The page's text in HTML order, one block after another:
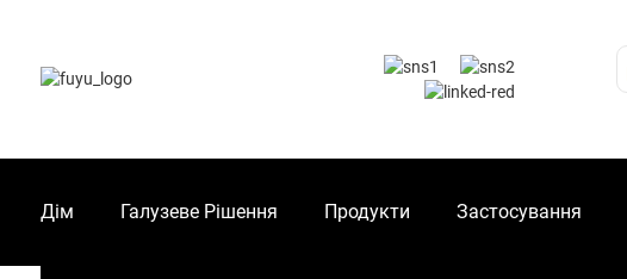
Дім Галузеве Рішення Продукти Застосування